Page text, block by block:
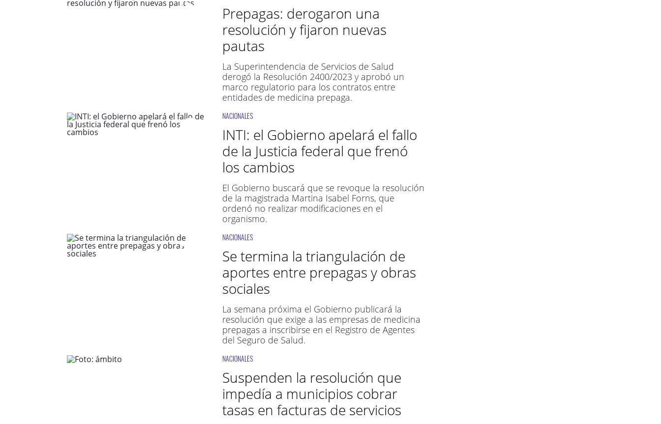
Prepagas: derogaron una
resolución y fijaron nuevas
pautas
La Superintendencia de Servicios de Salud
derogó la Resolución 2400/2023 y aprobó un
marco regulatorio para los contratos entre
entidades de medicina prepaga.
NACIONALES
INTI: el Gobierno apelará el fallo
de la Justicia federal que frenó
los cambios
El Gobierno buscará que se revoque la resolución
de la magistrada Martina Isabel Forns, que
ordenó no realizar modificaciones en el
organismo.
NACIONALES
Se termina la triangulación de
aportes entre prepagas y obras
sociales
La semana próxima el Gobierno publicará la
resolución que exige a las empresas de medicina
prepagas a inscribirse en el Registro de Agentes
del Seguro de Salud.
NACIONALES
Suspenden la resolución que
impedía a municipios cobrar
tasas en facturas de servicios